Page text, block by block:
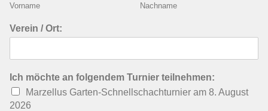
Vorname Nachname
Verein / Ort:
Ich möchte an folgendem Turnier teilnehmen:
Marzellus Garten-Schnellschachturnier am 8. August
2026